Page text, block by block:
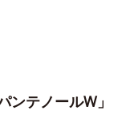
ンテノールW」